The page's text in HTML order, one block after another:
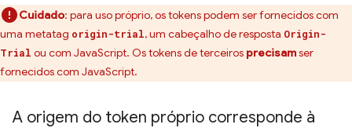
Cuidado: para uso próprio, os tokens podem ser fornecidos com
uma metatag origin-trial, um cabeçalho de resposta Origin-
Trial ou com JavaScript. Os tokens de terceiros precisamser
fornecidos com JavaScript.
A origem do token próprio corresponde à